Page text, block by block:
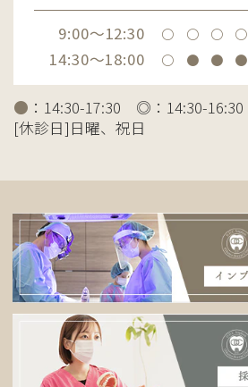
9:00～12:30 〇 〇 〇 〇
14:30～18:00 〇 ● ● ●
● ：14:30-17:30 ◎：14:30-16:30
[休診日]日曜、祝日